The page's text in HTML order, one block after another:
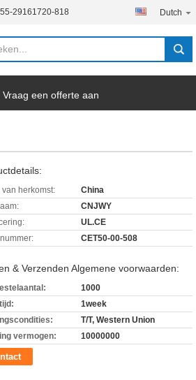
29161720-818 Dutch
Vraag een offerte aan
van herkomst:
China
CNJWY
UL.CE
CET50-00-508
& Verzenden Algemene voorwaarden:
1000
1week
T/T, Western Union
vermogen:
10000000